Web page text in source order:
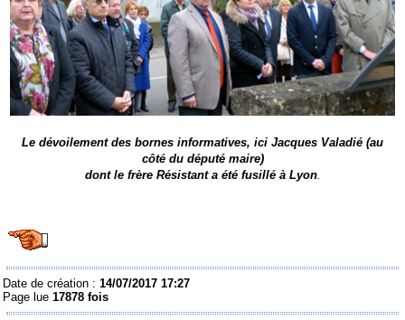
Le dévoilement des bornes informatives, ici Jacques Valadié (au
côté du député maire)
dont le frère Résistant a été fusillé à Lyon.
Date de création :14/07/2017 17:27
Page lue17878 fois